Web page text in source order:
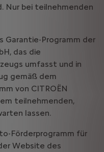
Nur bei teilnehmenden
Garantie-Programm der
das die
umfasst und in
gemäß dem
von CITROËN
teilnehmenden,
lassen.
Förderprogramm für
Website des